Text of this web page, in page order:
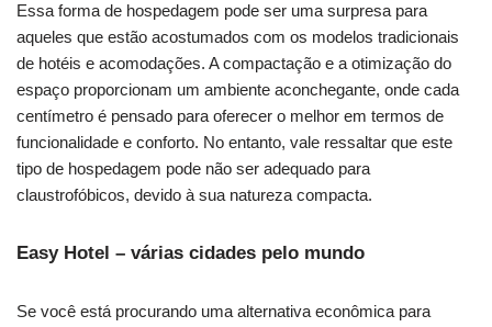
Essa forma de hospedagem pode ser uma surpresa para
aqueles que estão acostumados com os modelos tradicionais
de hotéis e acomodações. A compactação e a otimização do
espaço proporcionam um ambiente aconchegante, onde cada
centímetro é pensado para oferecer o melhor em termos de
funcionalidade e conforto. No entanto, vale ressaltar que este
tipo de hospedagem pode não ser adequado para
claustrofóbicos, devido à sua natureza compacta.
Easy Hotel – várias cidades pelo mundo
Se você está procurando uma alternativa econômica para